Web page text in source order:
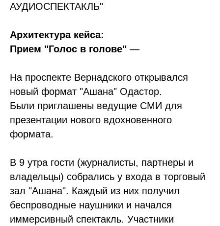
АУДИОСПЕКТАКЛЬ"
Архитектура кейса:
Прием "Голос в голове" —
На проспекте Вернадского открывался
новый формат "Ашана" Одастор.
Были приглашены ведущие СМИ для
презентации нового вдохновенного
формата.
В 9 утра гости (журналисты, партнеры и
владельцы) собрались у входа в торговый
зал "Ашана". Каждый из них получил
беспроводные наушники и начался
иммерсивный спектакль. Участники